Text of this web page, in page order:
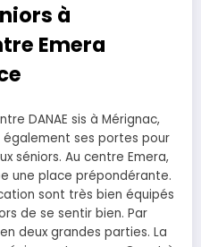
à
Emera
DANAE sis à Mérignac,
également ses portes pour
séniors. Au centre Emera,
une place prépondérante.
sont très bien équipés
de se sentir bien. Par
deux grandes parties. La